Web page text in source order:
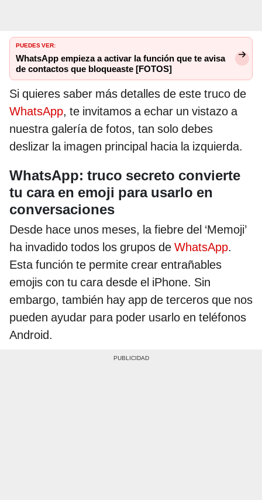
PUEDES VER:
WhatsApp empieza a activar la función que te avisa
de contactos que bloqueaste [FOTOS]
Si quieres saber más detalles de este truco de
WhatsApp, te invitamos a echar un vistazo a
nuestra galería de fotos, tan solo debes
deslizar la imagen principal hacia la izquierda.
WhatsApp: truco secreto convierte
tu cara en emoji para usarlo en
conversaciones
Desde hace unos meses, la fiebre del ‘Memoji’
ha invadido todos los grupos de WhatsApp.
Esta función te permite crear entrañables
emojis con tu cara desde el iPhone. Sin
embargo, también hay app de terceros que nos
pueden ayudar para poder usarlo en teléfonos
Android.